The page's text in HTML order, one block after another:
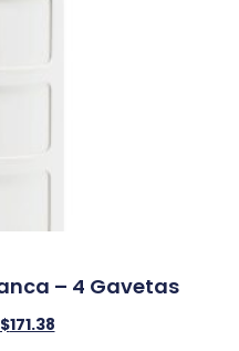
– 4 Gavetas
$171.38